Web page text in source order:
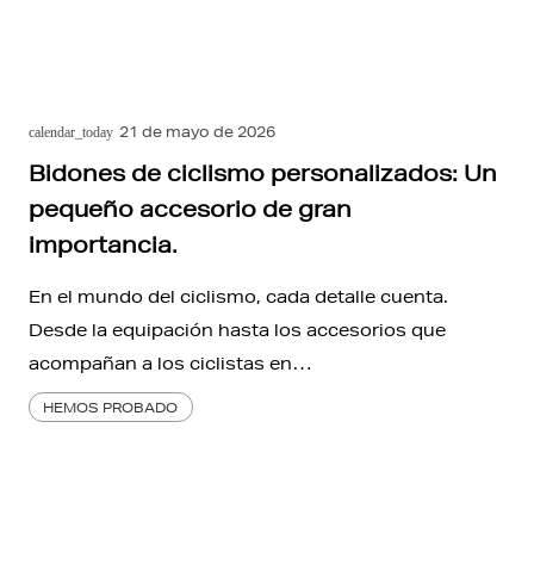
calendar_today 21 de mayo de 2026
Bidones de ciclismo personalizados: Un
pequeño accesorio de gran
importancia.
En el mundo del ciclismo, cada detalle cuenta.
Desde la equipación hasta los accesorios que
acompañan a los ciclistas en…
HEMOS PROBADO